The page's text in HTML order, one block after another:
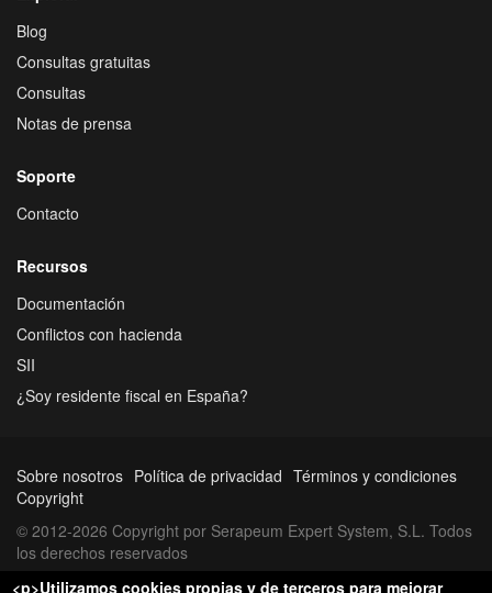
Blog
Consultas gratuitas
Consultas
Notas de prensa
Soporte
Contacto
Recursos
Documentación
Conflictos con hacienda
SII
¿Soy residente fiscal en España?
Sobre nosotros Política de privacidad Términos y condiciones
Copyright
© 2012-2026 Copyright por Serapeum Expert System, S.L. Todos
los derechos reservados
<p>Utilizamos cookies propias y de terceros para mejorar